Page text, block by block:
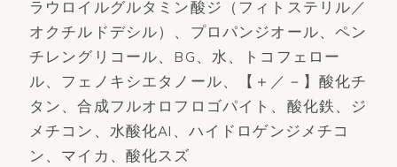
ラウロイルグルタミン酸ジ（フィトステリル／
オクチルドデシル）、プロパンジオール、ペン
チレングリコール、BG、水、トコフェロー
ル、フェノキシエタノール、【＋／－】酸化チ
タン、合成フルオロフロゴパイト、酸化鉄、ジ
メチコン、水酸化Al、ハイドロゲンジメチコ
ン、マイカ、酸化スズ